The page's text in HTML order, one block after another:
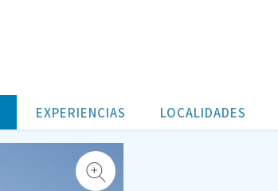
EXPERIENCIAS LOCALIDADES